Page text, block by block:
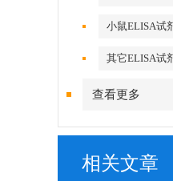
小鼠ELISA试
其它ELISA试
查看更多
相关文章